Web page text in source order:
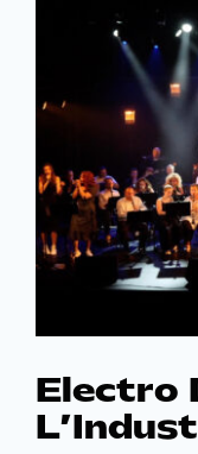
Electro